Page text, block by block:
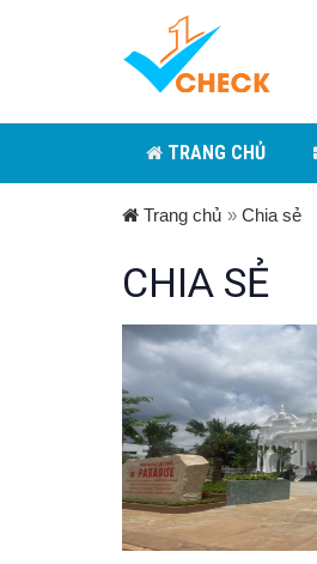
TRANG CHỦ
Trang chủ » Chia sẻ
CHIA SẺ